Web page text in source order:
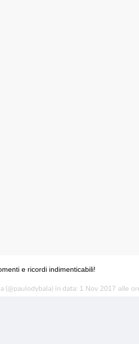
e ricordi indimenticabili!
(@paulodybala) in data: 1 Nov 2017 alle